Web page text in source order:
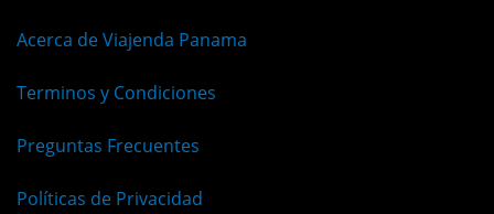
Acerca de Viajenda Panama
Terminos y Condiciones
Preguntas Frecuentes
Políticas de Privacidad